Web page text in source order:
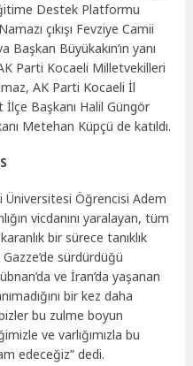
Destek Platformu
çıkışı Fevziye Camii
Büyükakın’ın yanı
Parti Kocaeli Milletvekilleri
AK Parti Kocaeli İl
İlçe Başkanı Halil Güngör
Metehan Küpçü de katıldı.
Üniversitesi Öğrencisi Adem
vicdanını yaralayan, tüm
bir sürece tanıklık
sürdürdüğü
ve İran’da yaşanan
bir kez daha
bu zulme boyun
ve varlığımızla bu
edeceğiz” dedi.